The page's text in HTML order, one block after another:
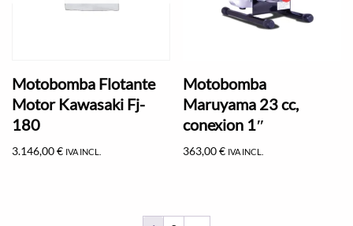
Motobomba Flotante
Motor Kawasaki Fj-
180
3.146,00€ IVA INCL.
Motobomba
Maruyama 23 cc,
conexion 1″
363,00€ IVA INCL.